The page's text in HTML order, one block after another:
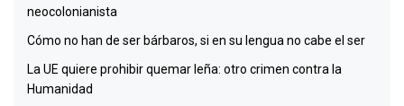
neocolonianista
Cómo no han de ser bárbaros, si en su lengua no cabe el ser
La UE quiere prohibir quemar leña: otro crimen contra la
Humanidad